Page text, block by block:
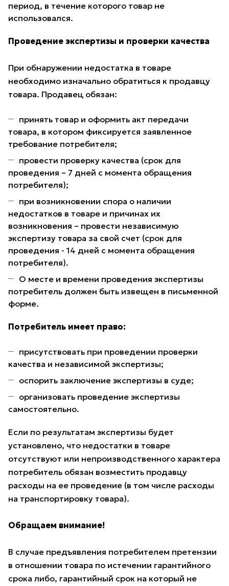
период, в течение которого товар не
использовался.
Проведение экспертизы и проверки качества
При обнаружении недостатка в товаре
необходимо изначально обратиться к продавцу
товара. Продавец обязан:
принять товар и оформить акт передачи
товара, в котором фиксируется заявленное
требование потребителя;
провести проверку качества (срок для
проведения – 7 дней с момента обращения
потребителя);
при возникновении спора о наличии
недостатков в товаре и причинах их
возникновения – провести независимую
экспертизу товара за свой счет (срок для
проведения - 14 дней с момента обращения
потребителя).
О месте и времени проведения экспертизы
потребитель должен быть извещен в письменной
форме.
Потребитель имеет право:
присутствовать при проведении проверки
качества и независимой экспертизы;
оспорить заключение экспертизы в суде;
организовать проведение экспертизы
самостоятельно.
Если по результатам экспертизы будет
установлено, что недостатки в товаре
отсутствуют или непроизводственного характера
потребитель обязан возместить продавцу
расходы на ее проведение (в том числе расходы
на транспортировку товара).
Обращаем внимание!
В случае предъявления потребителем претензии
в отношении товара по истечении гарантийного
срока либо, гарантийный срок на который не